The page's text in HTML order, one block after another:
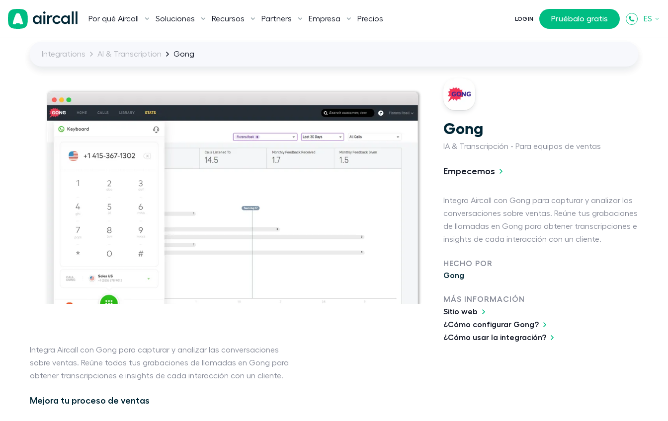
Por qué Aircall Soluciones Recursos Partners Empresa Precios LOGIN Pruébalo gratis ES
Integrations AI & Transcription Gong
Gong
IA & Transcripción Para equipos de ventas
Empecemos
Integra Aircall con Gong para capturar y analizar las
conversaciones sobre ventas. Reúne tus grabaciones
de llamadas en Gong para obtener transcripciones e
insights de cada interacción con un cliente.
HECHO POR
Gong
MÁS INFORMACIÓN
Sitio web
¿Cómo configurar Gong?
¿Cómo usar la integración?
Integra Aircall con Gong para capturar y analizar las conversaciones
sobre ventas. Reúne todas tus grabaciones de llamadas en Gong para
obtener transcripciones e insights de cada interacción con un cliente.
Mejora tu proceso de ventas